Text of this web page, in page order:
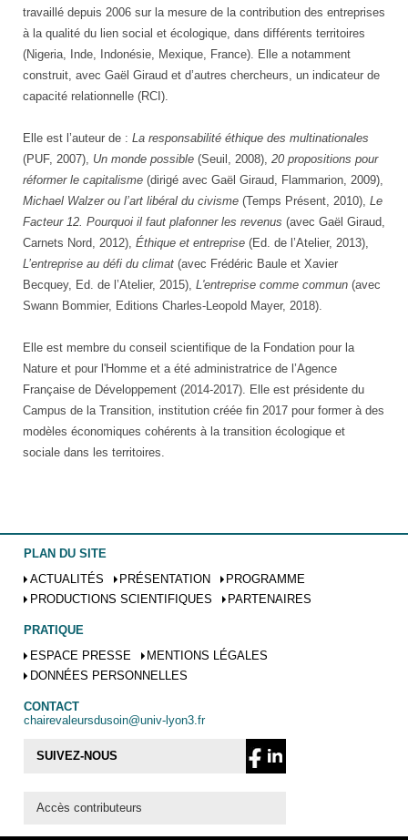
travaillé depuis 2006 sur la mesure de la contribution des entreprises
à la qualité du lien social et écologique, dans différents territoires
(Nigeria, Inde, Indonésie, Mexique, France). Elle a notamment
construit, avec Gaël Giraud et d’autres chercheurs, un indicateur de
capacité relationnelle (RCI).
Elle est l’auteur de : La responsabilité éthique des multinationales
(PUF, 2007), Un monde possible (Seuil, 2008), 20 propositions pour
réformer le capitalisme (dirigé avec Gaël Giraud, Flammarion, 2009),
Michael Walzer ou l’art libéral du civisme (Temps Présent, 2010), Le
Facteur 12. Pourquoi il faut plafonner les revenus (avec Gaël Giraud,
Carnets Nord, 2012), Éthique et entreprise (Ed. de l’Atelier, 2013),
L’entreprise au défi du climat (avec Frédéric Baule et Xavier
Becquey, Ed. de l’Atelier, 2015), L'entreprise comme commun (avec
Swann Bommier, Editions Charles-Leopold Mayer, 2018).
Elle est membre du conseil scientifique de la Fondation pour la
Nature et pour l'Homme et a été administratrice de l’Agence
Française de Développement (2014-2017). Elle est présidente du
Campus de la Transition, institution créée fin 2017 pour former à des
modèles économiques cohérents à la transition écologique et
sociale dans les territoires.
PLAN DU SITE
ACTUALITÉS
PRÉSENTATION
PROGRAMME
PRODUCTIONS SCIENTIFIQUES
PARTENAIRES
PRATIQUE
ESPACE PRESSE
MENTIONS LÉGALES
DONNÉES PERSONNELLES
CONTACT
chairevaleursdusoin@univ-lyon3.fr
SUIVEZ-NOUS
Accès contributeurs